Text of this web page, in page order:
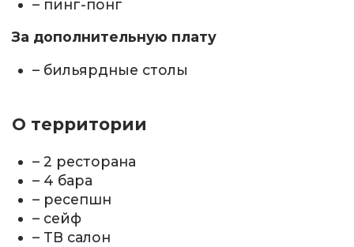
– пинг-понг
За дополнительную плату
– бильярдные столы
О территории
– 2 ресторана
– 4 бара
– ресепшн
– сейф
– ТВ салон